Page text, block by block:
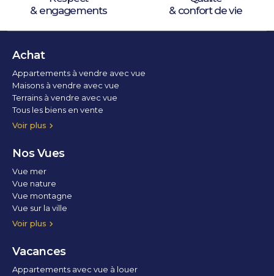
& engagements
& confort de vie
Achat
Voir plus
Appartements à vendre avec vue
Maisons à vendre avec vue
Terrains à vendre avec vue
Tous les biens en vente
Nos Vues
Voir plus
Vue mer
Vue nature
Vue montagne
Vue sur la ville
Vue parc
Vue fleuve
Vue lac
Vue marina / port
Vacances
Appartements avec vue à louer